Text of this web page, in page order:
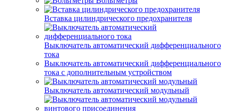
Вставка цилиндрического предохранителя
Выключатель автоматический дифференциального
тока
Выключатель автоматический дифференциального
тока с дополнительным устройством
Выключатель автоматический модульный